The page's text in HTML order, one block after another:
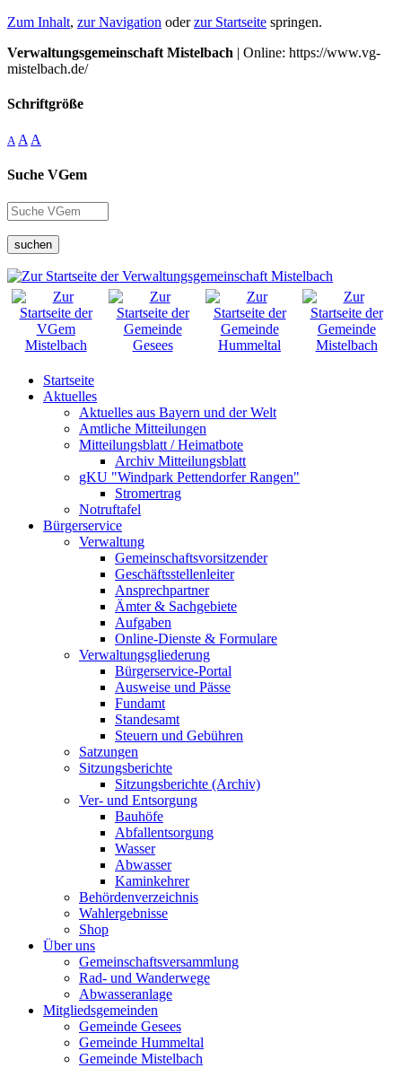
Zum Inhalt, zur Navigation oderzur Startseite springen.
Verwaltungsgemeinschaft Mistelbach | Online: https://www.vg-
mistelbach.de/
Schriftgröße
A A A
Suche VGem
suchen
Startseite
Aktuelles
Aktuelles aus Bayern und der Welt
Amtliche Mitteilungen
Mitteilungsblatt / Heimatbote
Archiv Mitteilungsblatt
gKU "Windpark Pettendorfer Rangen"
Stromertrag
Notruftafel
Bürgerservice
Verwaltung
Gemeinschaftsvorsitzender
Geschäftsstellenleiter
Ansprechpartner
Ämter & Sachgebiete
Aufgaben
Online-Dienste & Formulare
Verwaltungsgliederung
Bürgerservice-Portal
Ausweise und Pässe
Fundamt
Standesamt
Steuern und Gebühren
Satzungen
Sitzungsberichte
Sitzungsberichte (Archiv)
Ver- und Entsorgung
Bauhöfe
Abfallentsorgung
Wasser
Abwasser
Kaminkehrer
Behördenverzeichnis
Wahlergebnisse
Shop
Über uns
Gemeinschaftsversammlung
Rad- und Wanderwege
Abwasseranlage
Mitgliedsgemeinden
Gemeinde Gesees
Gemeinde Hummeltal
Gemeinde Mistelbach